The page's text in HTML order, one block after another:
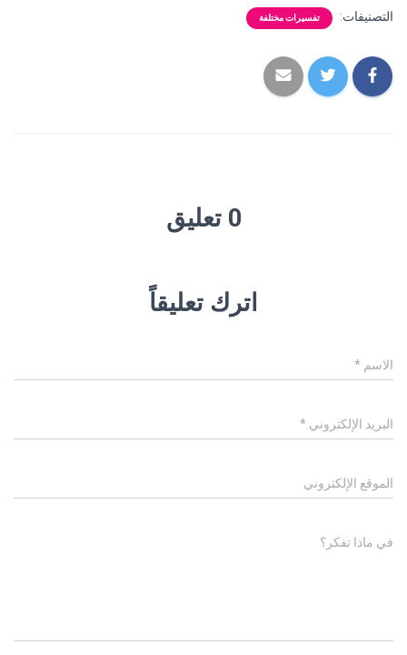
التصنيفات: تفسيرات مختلفة
0 تعليق
اترك تعليقاً
الاسم *
البريد الإلكتروني *
الموقع الإلكتروني
في ماذا تفكر؟